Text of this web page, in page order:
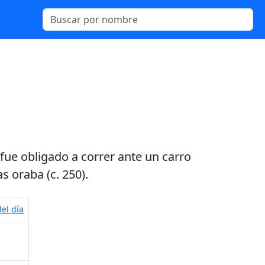
obligado a correr ante un carro
oraba (c. 250).
día